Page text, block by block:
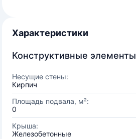
Характеристики
Конструктивные элементы
Несущие стены:
Кирпич
Площадь подвала, м²:
0
Крыша:
Железобетонные